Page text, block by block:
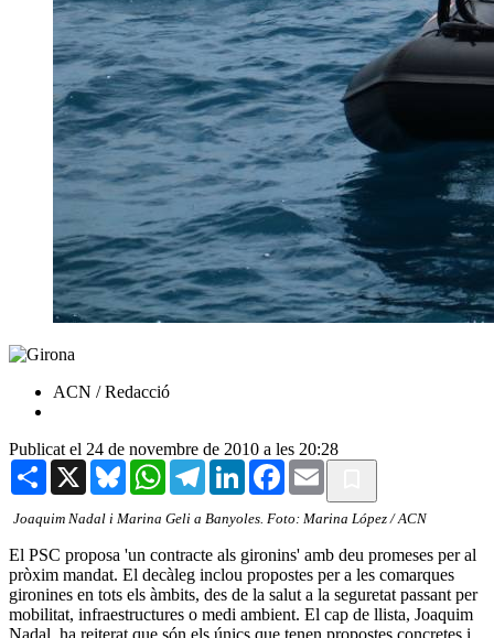
ACN / Redacció
Publicat el 24 de novembre de 2010 a les 20:28
Share X BlueskyWhatsAppTelegramLinkedInFacebook
Email
Joaquim Nadal i Marina Geli a Banyoles. Foto: Marina López / ACN
El PSC proposa 'un contracte als gironins' amb deu promeses per al
pròxim mandat. El decàleg inclou propostes per a les comarques
gironines en tots els àmbits, des de la salut a la seguretat passant per
mobilitat, infraestructures o medi ambient. El cap de llista, Joaquim
Nadal, ha reiterat que són els únics que tenen propostes concretes i